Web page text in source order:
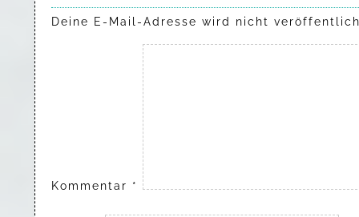
Deine E-Mail-Adresse wird nicht
Kommentar *